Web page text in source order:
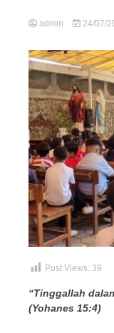
admin 24/07/
Post Views: 39
“Tinggallah
(Yohanes 15:4)